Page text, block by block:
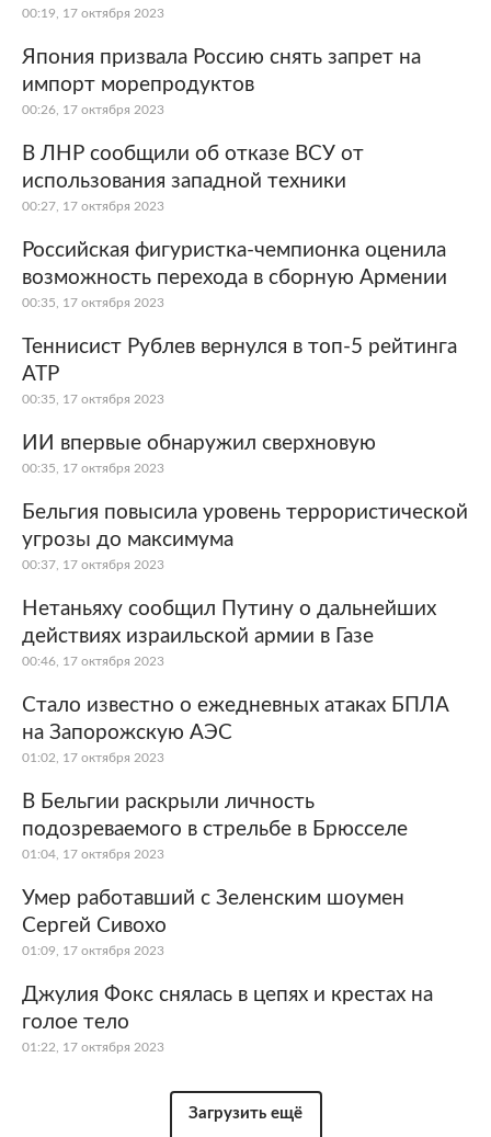
00:19, 17 октября 2023
Япония призвала Россию снять запрет на
импорт морепродуктов
00:26, 17 октября 2023
В ЛНР сообщили об отказе ВСУ от
использования западной техники
00:27, 17 октября 2023
Российская фигуристка-чемпионка оценила
возможность перехода в сборную Армении
00:35, 17 октября 2023
Теннисист Рублев вернулся в топ-5 рейтинга
ATP
00:35, 17 октября 2023
ИИ впервые обнаружил сверхновую
00:35, 17 октября 2023
Бельгия повысила уровень террористической
угрозы до максимума
00:37, 17 октября 2023
Нетаньяху сообщил Путину о дальнейших
действиях израильской армии в Газе
00:46, 17 октября 2023
Стало известно о ежедневных атаках БПЛА
на Запорожскую АЭС
01:02, 17 октября 2023
В Бельгии раскрыли личность
подозреваемого в стрельбе в Брюсселе
01:04, 17 октября 2023
Умер работавший с Зеленским шоумен
Сергей Сивохо
01:09, 17 октября 2023
Джулия Фокс снялась в цепях и крестах на
голое тело
01:22, 17 октября 2023
Загрузить ещё